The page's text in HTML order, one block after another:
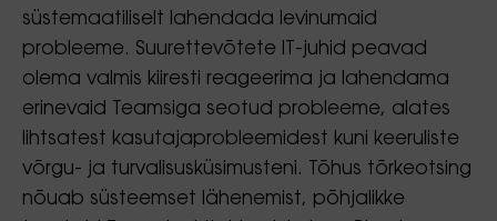
süstemaatiliselt lahendada levinumaid
probleeme. Suurettevõtete IT-juhid peavad
olema valmis kiiresti reageerima ja lahendama
erinevaid Teamsiga seotud probleeme, alates
lihtsatest kasutajaprobleemidest kuni keeruliste
võrgu- ja turvalisusküsimusteni. Tõhus tõrkeotsing
nõuab süsteemset lähenemist, põhjalikke